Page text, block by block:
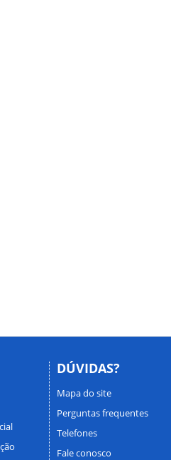
DÚVIDAS?
Mapa do site
Perguntas frequentes
Telefones
Fale conosco